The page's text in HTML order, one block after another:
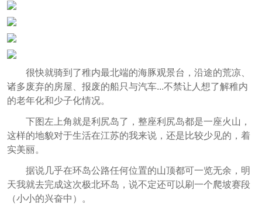
很快就骑到了稚内最北端的海豚观景台，沿途的荒凉、
诸多废弃的房屋、报废的船只与汽车...不禁让人想了解稚内
的老年化和少子化情况。
下图左上角就是利尻岛了，整座利尻岛都是一座火山，
这样的地貌对于生活在江苏的我来说，还是比较少见的，着
实美丽。
据说几乎在环岛公路任何位置的山顶都可一览无余，明
天我就去完成这次极北环岛，说不定还可以刷一个爬坡赛段
（小小的兴奋中）。